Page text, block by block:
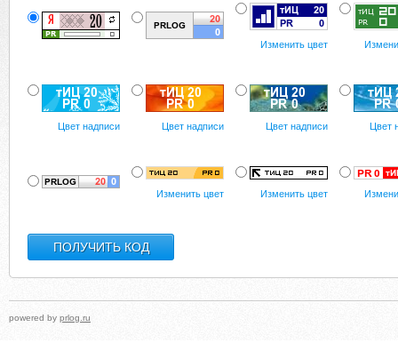
Изменить цвет
Цвет надписи Цвет надписи Цвет надписи Цвет
Изменить цвет Изменить цвет
powered by prlog.ru